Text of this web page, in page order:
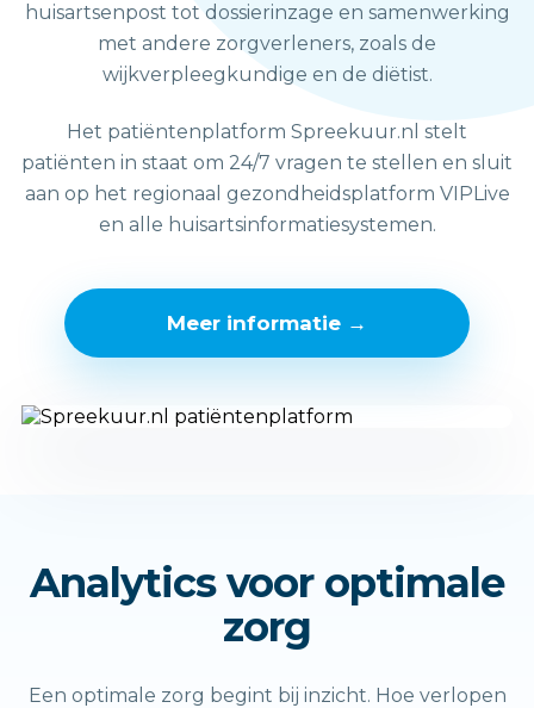
huisartsenpost tot dossierinzage en samenwerking
met andere zorgverleners, zoals de
wijkverpleegkundige en de diëtist.
Het patiëntenplatform Spreekuur.nl stelt
patiënten in staat om 24/7 vragen te stellen en sluit
aan op het regionaal gezondheidsplatform VIPLive
en alle huisartsinformatiesystemen.
Meer informatie →
Analytics voor optimale
zorg
Een optimale zorg begint bij inzicht. Hoe verlopen